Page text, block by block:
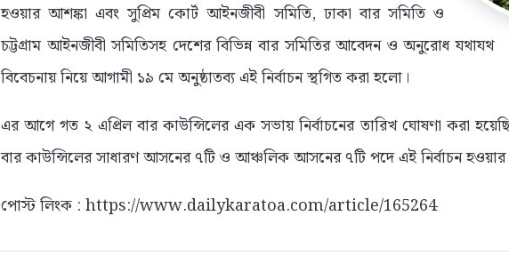
হওয়ার আশঙ্কা এবং সুপ্রিম কোর্ট আইনজীবী সমিতি, ঢাকা বার সমিতি ও
চট্টগ্রাম আইনজীবী সমিতিসহ দেশের বিভিন্ন বার সমিতির আবেদন ও অনুরোধ যথাযথ
বিবেচনায় নিয়ে আগামী ১৯ মে অনুষ্ঠাতব্য এই নির্বাচন স্থগিত করা হলো।
এর আগে গত ২ এপ্রিল বার কাউন্সিলের এক সভায় নির্বাচনের তারিখ ঘোষণা করা
বার কাউন্সিলের সাধারণ আসনের ৭টি ও আঞ্চলিক আসনের ৭টি পদে এই নির্বাচন
পোস্ট লিংক : https://www.dailykaratoa.com/article/165264